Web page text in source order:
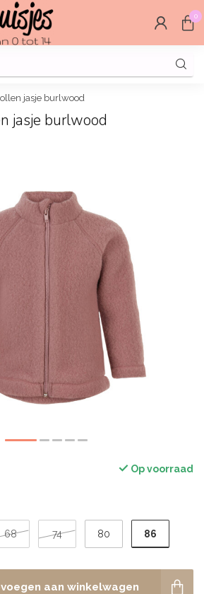
0
jasje burlwood
jasje burlwood
Op voorraad
68 74 80 86
aan winkelwagen